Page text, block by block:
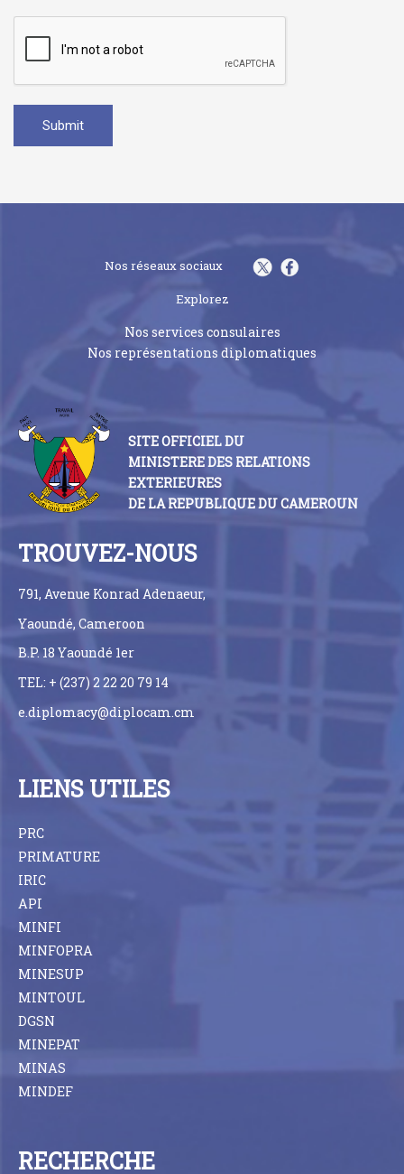
Nos réseaux sociaux
Explorez
Nos services consulaires
Nos représentations diplomatiques
SITE OFFICIEL DU
MINISTERE DES RELATIONS
EXTERIEURES
DE LA REPUBLIQUE DU CAMEROUN
TROUVEZ-NOUS
791, Avenue Konrad Adenaeur,
Yaoundé, Cameroon
B.P. 18 Yaoundé 1er
TEL: + (237) 2 22 20 79 14
e.diplomacy@diplocam.cm
LIENS UTILES
PRC
PRIMATURE
IRIC
API
MINFI
MINFOPRA
MINESUP
MINTOUL
DGSN
MINEPAT
MINAS
MINDEF
RECHERCHE